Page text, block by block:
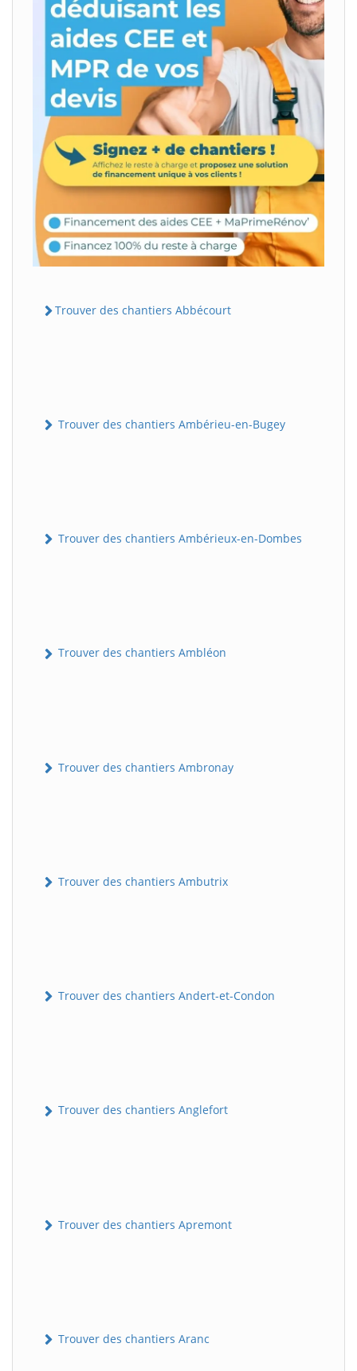
Trouver des chantiers Abbécourt
Trouver des chantiers Ambérieu-en-Bugey
Trouver des chantiers Ambérieux-en-Dombes
Trouver des chantiers Ambléon
Trouver des chantiers Ambronay
Trouver des chantiers Ambutrix
Trouver des chantiers Andert-et-Condon
Trouver des chantiers Anglefort
Trouver des chantiers Apremont
Trouver des chantiers Aranc